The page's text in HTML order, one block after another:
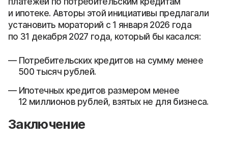
и ипотеке. Авторы этой инициативы предлагали
установить мораторий с 1 января 2026 года
по 31 декабря 2027 года, который бы касался:
Потребительских кредитов на сумму менее
500 тысяч рублей.
Ипотечных кредитов размером менее
12 миллионов рублей, взятых не для бизнеса.
Заключение